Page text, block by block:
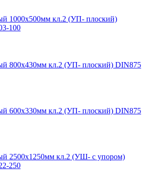
1000х500мм кл.2 (УП- плоский)
100
800х430мм кл.2 (УП- плоский) DIN875
600х330мм кл.2 (УП- плоский) DIN875
2500х1250мм кл.2 (УШ- с упором)
250